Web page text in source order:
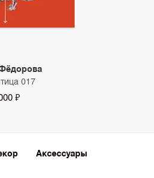
017
₽
Аксессуары